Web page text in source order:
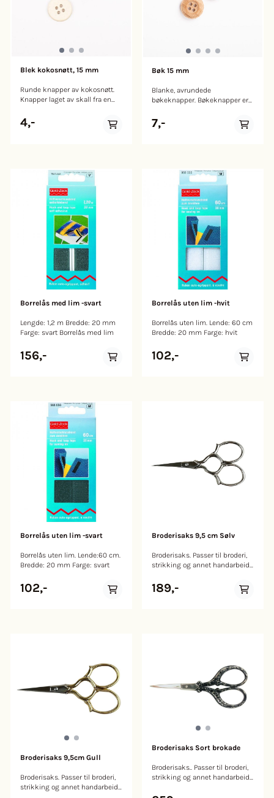
Blek kokosnøtt, 15 mm
Runde knapper av kokosnøtt.
Knapper laget av skall fra en
men også miljøvennlige. Laget
av bleket kokosnøttskall - et
begge sider for å oppnå
forskjellig utseende.
4,-
Bøk 15 mm
Blanke, avrundede
bøkeknapper. Bøkeknapper er
vakker tretekstur. Siden
knappene er laget av ekte
7,-
Borrelås med lim -svart
Lengde: 1,2 m Bredde: 20 mm
Farge: svart Borrelås med lim
156,-
Borrelås uten lim -hvit
Borrelås uten lim. Lende: 60 cm
Bredde: 20 mm Farge: hvit
102,-
Borrelås uten lim -svart
Borrelås uten lim. Lende:60 cm.
Bredde: 20 mm Farge: svart
102,-
Broderisaks 9,5 cm Sølv
Broderisaks. Passer til broderi,
strikking og annet handarbeid.
189,-
Broderisaks 9,5cm Gull
Broderisaks. Passer til broderi,
strikking og annet handarbeid.
Broderisaks Sort brokade
Broderisaks.. Passer til broderi,
strikking og annet handarbeid.